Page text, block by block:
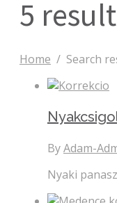
5
Home / Search
ByAdam-
Nyaki